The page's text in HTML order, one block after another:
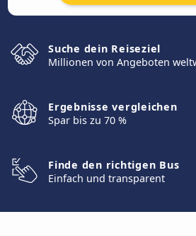
Suche dein Reiseziel
Millionen von Angeboten
Ergebnisse vergleichen
Spar bis zu 70 %
Finde den richtigen Bus
Einfach und transparent